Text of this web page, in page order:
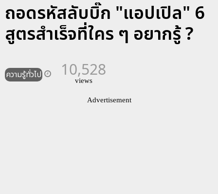
ถอดรหัสลับบิ๊ก "แอปเปิล" 6
สูตรสำเร็จที่ใคร ๆ อยากรู้ ?
ความรู้ทั่วไป 10,528
views
Advertisement